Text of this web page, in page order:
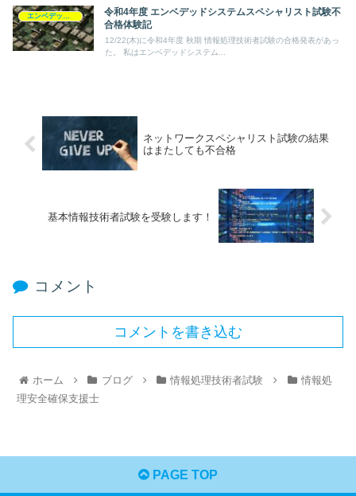
令和4年度 エンベデッドシステムスペシャリスト試験不
合格体験記
12/22(木)に令和4年度 秋期 情報処理技術者試験の合格発表があっ
た。 私はエンベデッドシステム...
ネットワークスペシャリスト試験の結果
はまたしても不合格
基本情報技術者試験を受験します！
コメント
コメントを書き込む
ホーム ブログ 情報処理技術者試験
情報処
理安全確保支援士
PAGE TOP